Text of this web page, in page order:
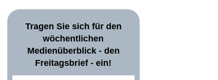
Tragen Sie sich für den
wöchentlichen
Medienüberblick - den
Freitagsbrief - ein!